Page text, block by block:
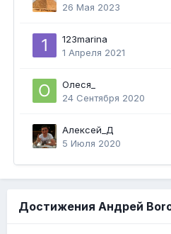
26 Мая 2023
123marina
1 Апреля 2021
Олеся_
24 Сентября 2020
Алексей_Д
5 Июля 2020
Достижения Андрей